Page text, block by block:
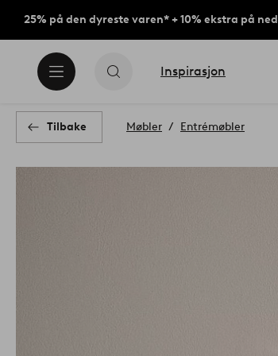
25% på den dyreste varen* + 10% ekstra på
Inspirasjon
Tilbake Møbler Entrémøbler